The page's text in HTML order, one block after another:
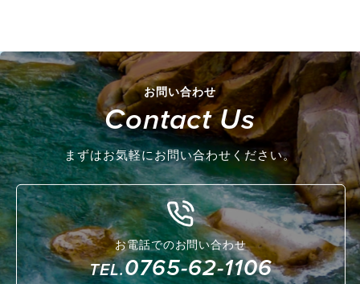
お問い合わせ
Contact Us
まずはお気軽にお問い合わせください。
お電話でのお問い合わせ
TEL.0765-62-1106